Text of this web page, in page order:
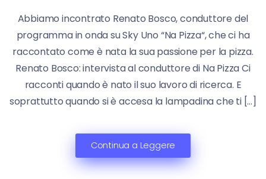
Abbiamo incontrato Renato Bosco, conduttore del
programma in onda su Sky Uno “Na Pizza“, che ci ha
raccontato come è nata la sua passione per la pizza.
Renato Bosco: intervista al conduttore di Na Pizza Ci
racconti quando è nato il suo lavoro di ricerca. E
soprattutto quando si è accesa la lampadina che ti […]
Continua a Leggere